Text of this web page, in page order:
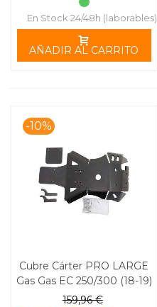
En Stock 24/48h (laborables)
AÑADIR AL CARRITO
-10%
Cubre Cárter PRO LARGE
Gas Gas EC 250/300 (18-19)
MOOSE RACING
159,96 €